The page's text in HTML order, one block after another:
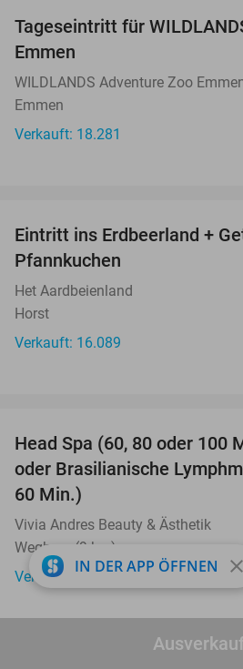
Tageseintritt für
Emmen
WILDLANDS Adventure Zoo
Emmen
Verkauft: 18.281
Eintritt ins Erdbeerland +
Pfannkuchen
Het Aardbeienland
Horst
Verkauft: 16.089
Head Spa (60, 80 oder 100
oder Brasilianische
60 Min.)
Vivia Andres Beauty & Ästhetik
Wegberg (9 km)
Verkauft: 186
IN DER APP ÖFFNEN close